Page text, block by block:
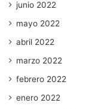
junio 2022
mayo 2022
abril 2022
marzo 2022
febrero 2022
enero 2022